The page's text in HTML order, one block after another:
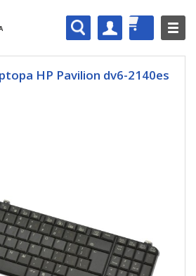
HP Pavilion dv6-2140es